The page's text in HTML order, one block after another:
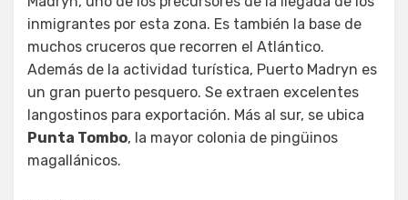
inmigrantes por esta zona. Es también la base de
muchos cruceros que recorren el Atlántico.
Además de la actividad turística, Puerto Madryn es
un gran puerto pesquero. Se extraen excelentes
langostinos para exportación. Más al sur, se ubica
Punta Tombo, la mayor colonia de pingüinos
magallánicos.